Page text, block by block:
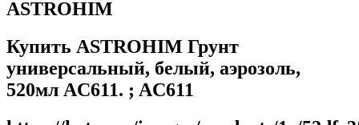
ASTROHIM
Купить ASTROHIM Грунт
универсальный, белый, аэрозоль,
520мл AC611. ; AC611